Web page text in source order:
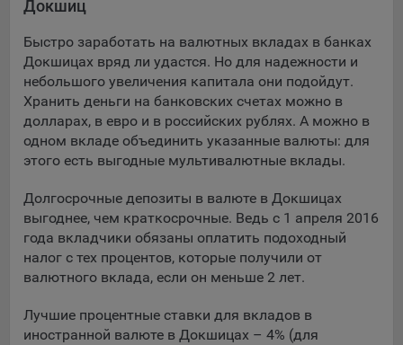
Подобные функции улучшают условия работы
9.3. Файлы cookie предпочтений, например, для настройки
контента. Данные файлы cookie собирают информацию о
выборе пользователя на сайте и его предпочтениях и
позволяют Обществу «запомнить» информацию о
выбранном пользователем городе и других местных
настройках для того, чтобы соответствующим образом
9.4. Аналитические файлы cookie, например
Яндекс.Метрика, Google Analytics. Данные файлы cookie
собирают информацию о том, как пользователь
использовал сайты, и позволяют Обществу вносить в них
улучшения.
Аналитические файлы cookie показывают, какие страницы
сайта Общества посещаются чаще всего, помогают
Докшиц
Быстро заработать на валютных вкладах в банках
Докшицах вряд ли удастся. Но для надежности и
небольшого увеличения капитала они подойдут.
Хранить деньги на банковских счетах можно в
долларах, в евро и в российских рублях. А можно в
одном вкладе объединить указанные валюты: для
этого есть выгодные мультивалютные вклады.
Долгосрочные депозиты в валюте в Докшицах
выгоднее, чем краткосрочные. Ведь с 1 апреля 2016
года вкладчики обязаны оплатить подоходный
налог с тех процентов, которые получили от
валютного вклада, если он меньше 2 лет.
Лучшие процентные ставки для вкладов в
иностранной валюте в Докшицах – 4% (для